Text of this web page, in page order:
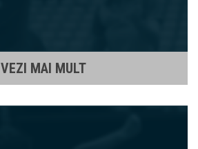
VEZI MAI MULT